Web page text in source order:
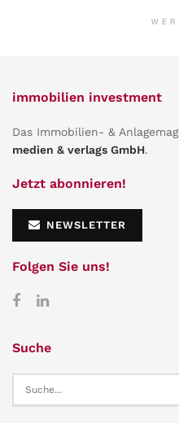
immobilien investment
Das Immobilien- &
medien & verlags GmbH.
Jetzt abonnieren!
NEWSLETTER
Folgen Sie uns!
Suche